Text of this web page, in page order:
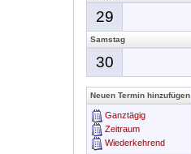
29
Samstag
30
Neuen Termin hinzufügen
Ganztägig
Zeitraum
Wiederkehrend